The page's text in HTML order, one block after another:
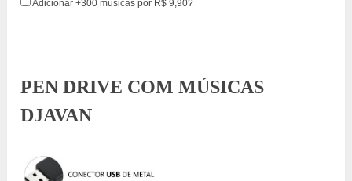
Adicionar +300 músicas por R$ 9,90?
PEN DRIVE COM MÚSICAS
DJAVAN